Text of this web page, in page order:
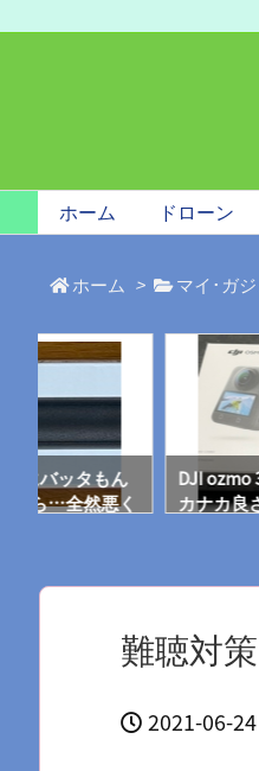
ホーム ドローン
ホーム > マイ･ガ
にバッタもん
たら…全然悪く
DJI ozmo
カナカ良
難聴対
2021-06-24